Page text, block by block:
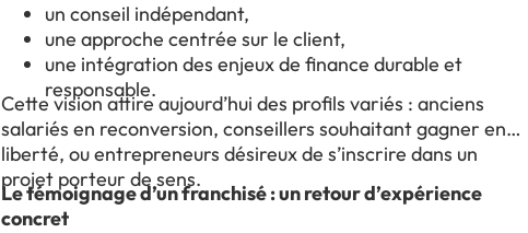
un conseil indépendant,
une approche centrée sur le client,
une intégration des enjeux de finance durable et
responsable.
Cette vision attire aujourd’hui des profils variés : anciens
salariés en reconversion, conseillers souhaitant gagner en
liberté, ou entrepreneurs désireux de s’inscrire dans un
projet porteur de sens.
Le témoignage d’un franchisé : un retour d’expérience
concret